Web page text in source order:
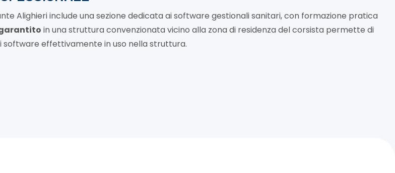
Alighieri include una sezione dedicata ai software gestionali sanitari, con formazione pratica
in una struttura convenzionata vicino alla zona di residenza del corsista permette di
effettivamente in uso nella struttura.